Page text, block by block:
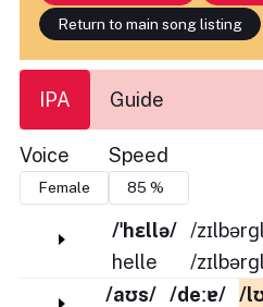
Return to main song listing
IPA Guide
Voice Speed
/ˈhɛllə/
helle
/
/
/aʊs/ /deːɐ/ /